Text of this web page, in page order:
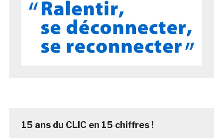
15 ans du CLIC en 15 chiffres !